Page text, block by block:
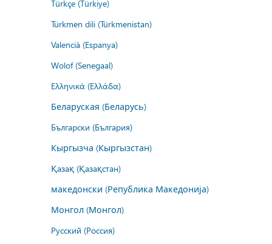
Türkçe (Türkiye)
Türkmen dili (Türkmenistan)
Valencià (Espanya)
Wolof (Senegaal)
Ελληνικά (Ελλάδα)
Беларуская (Беларусь)
Български (България)
Кыргызча (Кыргызстан)
Қазақ (Қазақстан)
македонски (Република Македонија)
Монгол (Монгол)
Русский (Россия)